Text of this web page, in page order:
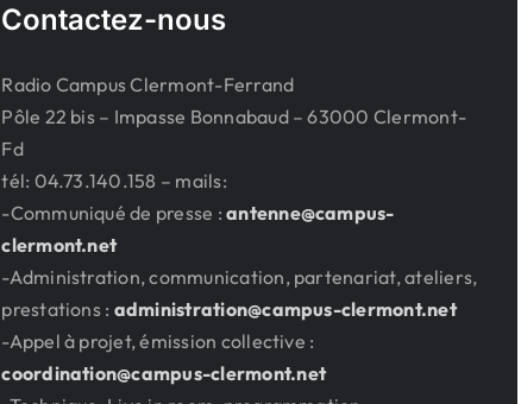
Contactez-nous
Radio Campus Clermont-Ferrand
Pôle 22 bis – Impasse Bonnabaud – 63000 Clermont-
Fd
tél: 04.73.140.158 – mails:
-Communiqué de presse :antenne@campus-
clermont.net
-Administration, communication, partenariat, ateliers,
prestations : administration@campus-clermont.net
-Appel à projet, émission collective :
coordination@campus-clermont.net